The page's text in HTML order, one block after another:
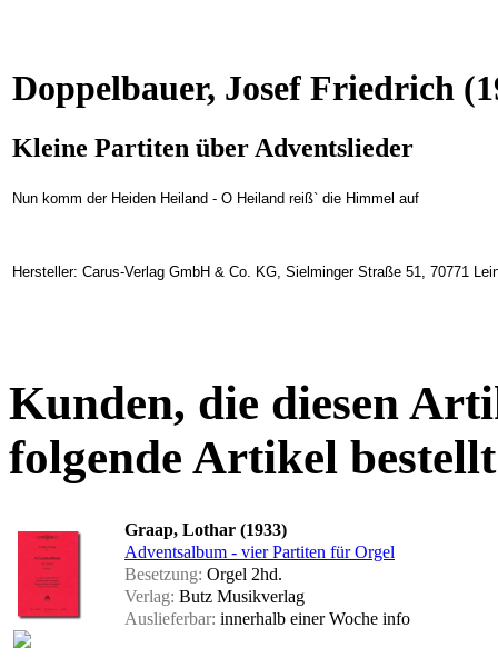
Doppelbauer, Josef Friedrich
Kleine Partiten über Adventslieder
Nun komm der Heiden Heiland - O Heiland reiß` die Himmel auf
Hersteller: Carus-Verlag GmbH & Co. KG, Sielminger Straße 51, 70771
Kunden, die diesen
folgende Artikel
Graap, Lothar (1933)
Adventsalbum - vier Partiten für Orgel
Besetzung: Orgel 2hd.
Verlag: Butz Musikverlag
Auslieferbar: innerhalb einer Woche info